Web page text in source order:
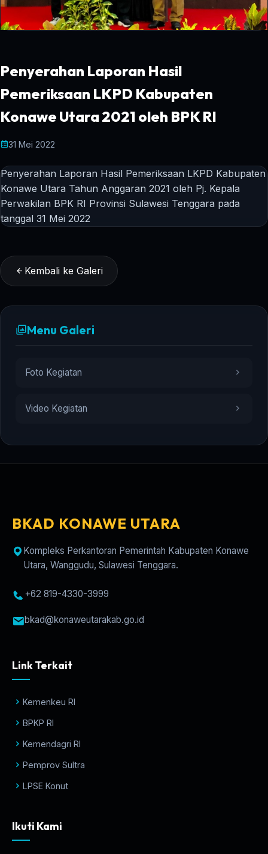
Penyerahan Laporan Hasil
Pemeriksaan LKPD Kabupaten
Konawe Utara 2021 oleh BPK RI
31 Mei 2022
Penyerahan Laporan Hasil Pemeriksaan LKPD Kabupaten
Konawe Utara Tahun Anggaran 2021 oleh Pj. Kepala
Perwakilan BPK RI Provinsi Sulawesi Tenggara pada
tanggal 31 Mei 2022
Kembali ke Galeri
Menu Galeri
Foto Kegiatan
Video Kegiatan
BKAD KONAWE UTARA
Kompleks Perkantoran Pemerintah Kabupaten Konawe
Utara, Wanggudu, Sulawesi Tenggara.
+62 819-4330-3999
bkad@konaweutarakab.go.id
Link Terkait
Kemenkeu RI
BPKP RI
Kemendagri RI
Pemprov Sultra
LPSE Konut
Ikuti Kami